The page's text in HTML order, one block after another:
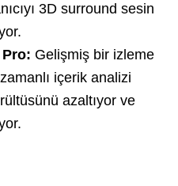
3D surround sesin
: Gelişmiş bir izleme
içerik analizi
azaltıyor ve